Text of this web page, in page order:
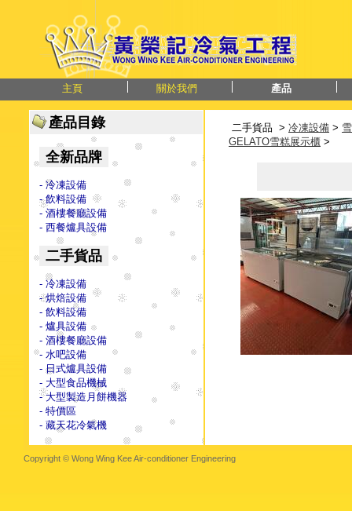
主頁 關於我們 產品
產品目錄
全新品牌
- 冷凍設備
- 飲料設備
- 酒樓餐廳設備
- 西餐爐具設備
二手貨品
- 冷凍設備
- 烘焙設備
- 飲料設備
- 爐具設備
- 酒樓餐廳設備
- 水吧設備
- 日式爐具設備
- 大型食品機械
- 大型製造月餅機器
- 特價區
- 藏天花冷氣機
二手貨品 > 冷凍設備 >
GELATO雪糕展示櫃 >
Copyright © Wong Wing Kee Air-conditioner Engineering